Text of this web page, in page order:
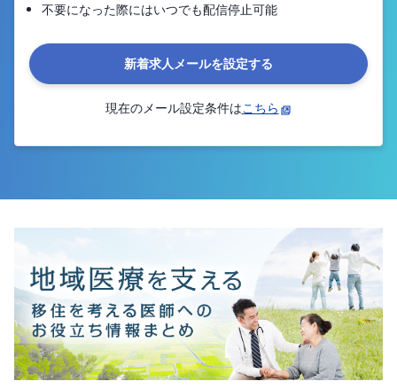
不要になった際にはいつでも配信停止可能
新着求人メールを設定する
現在のメール設定条件はこちら